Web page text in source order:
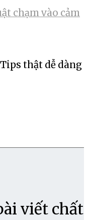
chạm vào cảm
thật dễ dàng
viết chất